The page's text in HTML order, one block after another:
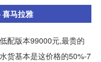
马拉雅
配版本99000元,最贵的
货基本是这价格的50%-7